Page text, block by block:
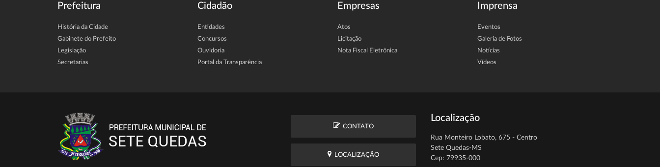
Prefeitura
História da Cidade
Gabinete do Prefeito
Legislação
Secretarias
Cidadão
Entidades
Concursos
Ouvidoria
Portal da Transparência
Empresas
Atos
Licitação
Nota Fiscal Eletrônica
Imprensa
Eventos
Galeria de Fotos
Notícias
Vídeos
CONTATO
LOCALIZAÇÃO
Localização
Rua Monteiro Lobato, 675 - Centro
Sete Quedas-MS
Cep: 79935-000